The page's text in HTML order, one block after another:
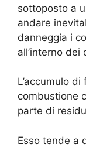
sottoposto a
andare
danneggia i
all’interno dei
L’accumulo
combustione
parte di
Esso tende a